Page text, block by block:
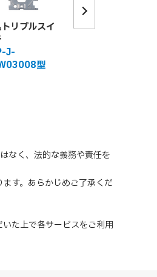
リプルスイ
J-
型
ガイドランプ付埋
なく、法的な義務や責任を
す。あらかじめご了承くだ
た上で各サービスをご利用